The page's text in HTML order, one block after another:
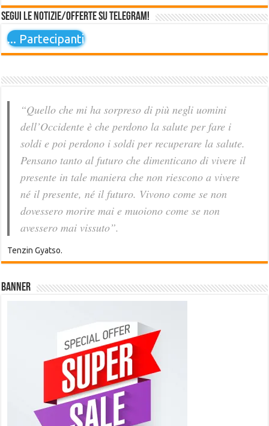
Segui le notizie/offerte su Telegram!
... Partecipanti
“Quello che mi ha sorpreso di più negli uomini
dell’Occidente è che perdono la salute per fare i
soldi e poi perdono i soldi per recuperare la salute.
Pensano tanto al futuro che dimenticano di vivere il
presente in tale maniera che non riescono a vivere
né il presente, né il futuro. Vivono come se non
dovessero morire mai e muoiono come se non
avessero mai vissuto”.
Tenzin Gyatso.
Banner